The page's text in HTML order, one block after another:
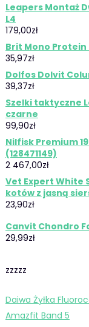
Leapers Montaż
L4
179,00zł
Brit Mono Protein
35,97zł
Dolfos Dolvit
39,37zł
Szelki taktyczne
czarne
99,90zł
Nilfisk Premium
(128471149)
2 467,00zł
Vet Expert White
kotów z jasną
23,90zł
Canvit Chondro
29,99zł
zzzzz
Daiwa Żyłka
Amazfit Band 5